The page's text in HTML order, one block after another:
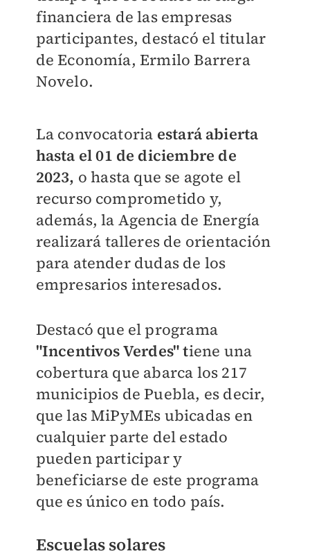
financiera de las empresas
participantes, destacó el titular
de Economía, Ermilo Barrera
Novelo.
La convocatoria estará abierta
hasta el 01 de diciembre de
2023, o hasta que se agote el
recurso comprometido y,
además, la Agencia de Energía
realizará talleres de orientación
para atender dudas de los
empresarios interesados.
Destacó que el programa
"Incentivos Verdes" tiene una
cobertura que abarca los 217
municipios de Puebla, es decir,
que las MiPyMEs ubicadas en
cualquier parte del estado
pueden participar y
beneficiarse de este programa
que es único en todo país.
Escuelas solares